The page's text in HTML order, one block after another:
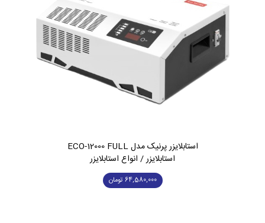
استابلایزر پرنیک مدل ECO-12000 FULL
استابلایزر / انواع استابلایزر
64,580,000 تومان